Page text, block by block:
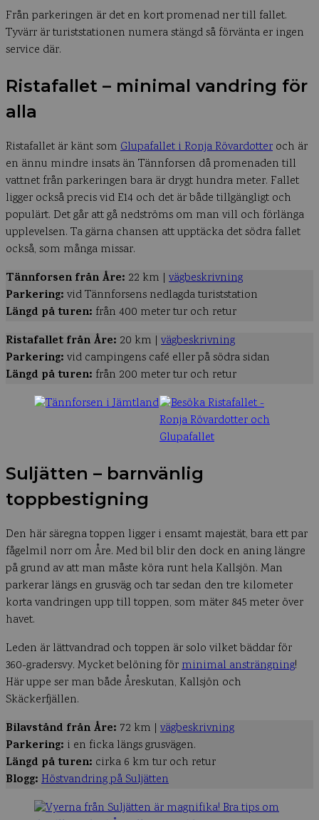
Från parkeringen är det en kort promenad ner till fallet.
Tyvärr är turiststationen numera stängd så förvänta er ingen
service där.
Ristafallet – minimal vandring för
alla
Ristafallet är känt som Glupafallet i Ronja Rövardotter och är
en ännu mindre insats än Tännforsen då promenaden till
vattnet från parkeringen bara är drygt hundra meter. Fallet
ligger också precis vid E14 och det är både tillgängligt och
populärt. Det går att gå nedströms om man vill och förlänga
upplevelsen. Ta gärna chansen att upptäcka det södra fallet
också, som många missar.
Tännforsen från Åre: 22 km | vägbeskrivning
Parkering: vid Tännforsens nedlagda turiststation
Längd på turen: från 400 meter tur och retur
Ristafallet från Åre: 20 km | vägbeskrivning
Parkering: vid campingens café eller på södra sidan
Längd på turen: från 200 meter tur och retur
Suljätten – barnvänlig
toppbestigning
Den här säregna toppen ligger i ensamt majestät, bara ett par
fågelmil norr om Åre. Med bil blir den dock en aning längre
på grund av att man måste köra runt hela Kallsjön. Man
parkerar längs en grusväg och tar sedan den tre kilometer
korta vandringen upp till toppen, som mäter 845 meter över
havet.
Leden är lättvandrad och toppen är solo vilket bäddar för
360-gradersvy. Mycket belöning förminimal ansträngning!
Här uppe ser man både Åreskutan, Kallsjön och
Skäckerfjällen.
Bilavstånd från Åre: 72 km | vägbeskrivning
Parkering: i en ficka längs grusvägen.
Längd på turen: cirka 6 km tur och retur
Blogg: Höstvandring på Suljätten